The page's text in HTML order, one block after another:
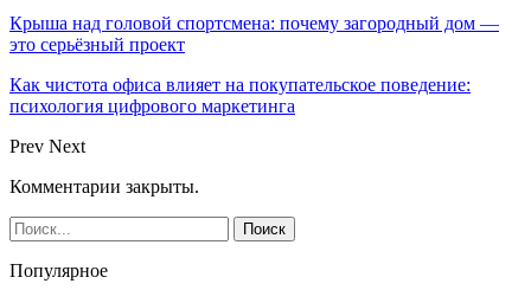
Крыша над головой спортсмена: почему загородный дом —
это серьёзный проект
Как чистота офиса влияет на покупательское поведение:
психология цифрового маркетинга
Prev Next
Комментарии закрыты.
Популярное